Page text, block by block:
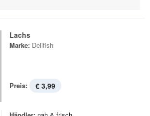
Lachs
Marke: Delifish
Preis: € 3,99